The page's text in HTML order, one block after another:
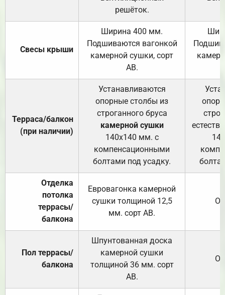
решёток.
Свесы крыши
Ширина 400 мм.
Подшиваются вагонкой
камерной сушки, сорт
АВ.
Терраса/балкон
(при наличии)
Устанавливаются
опорные столбы из
строганного бруса
камерной сушки
140х140 мм. с
компенсационными
болтами под усадку.
Отделка
потолка
террасы/
балкона
Евровагонка камерной
сушки толщиной 12,5
мм. сорт АВ.
Пол террасы/
балкона
Шпунтованная доска
камерной сушки
толщиной 36 мм. сорт
АВ.